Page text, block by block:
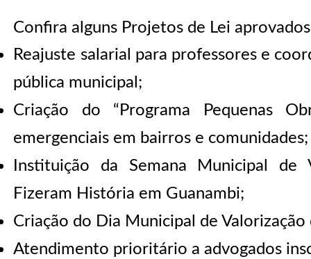
Confira alguns Projetos de Lei
Reajuste salarial para professores e
pública municipal;
Criação do “Programa Pequenas
emergenciais em bairros e comunidades;
Instituição da Semana Municipal de
Fizeram História em Guanambi;
Criação do Dia Municipal de Valorização
Atendimento prioritário a advogados